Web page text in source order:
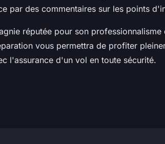
par des commentaires sur les points
réputée pour son professionnalisme
vous permettra de profiter
l'assurance d'un vol en toute sécurité.